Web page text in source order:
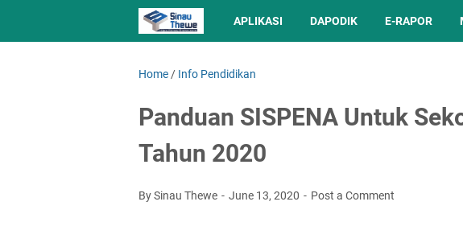
APLIKASI DAPODIK E-RAPOR
Home / Info Pendidikan
Panduan SISPENA Untuk
Tahun 2020
By Sinau Thewe June 13, 2020 Post a Comment